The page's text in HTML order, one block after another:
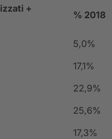
+
% 2018
5,0%
17,1%
22,9%
25,6%
17,3%